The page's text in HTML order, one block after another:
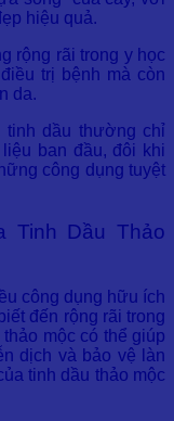
hiệu quả.
rộng rãi trong y học
trị bệnh mà còn
da.
tinh dầu thường chỉ
ban đầu, đôi khi
công dụng tuyệt
Tinh Dầu Thảo
công dụng hữu ích
đến rộng rãi trong
mộc có thể giúp
dịch và bảo vệ làn
tinh dầu thảo mộc